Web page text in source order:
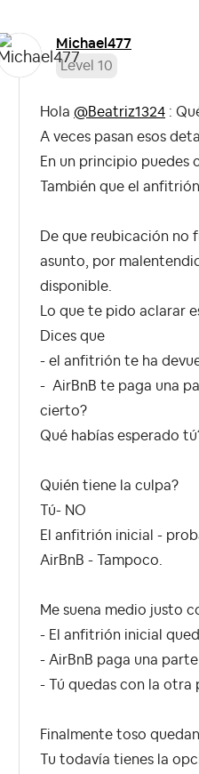
Michael477
Level 10
Hola @Beatriz1324 :
A veces pasan esos
En un principio puedes
También que el
De que reubicación no
asunto, por
disponible.
Lo que te pido aclarar
Dices que
- el anfitrión te ha
- AirBnB te paga una
cierto?
Qué habías esperado
Quién tiene la culpa?
Tú- NO
El anfitrión inicial -
AirBnB - Tampoco.
Me suena medio justo
- El anfitrión inicial
- AirBnB paga una
- Tú quedas con la otra
Finalmente toso
Tu todavía tienes la